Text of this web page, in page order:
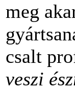
meg
csalt
veszi